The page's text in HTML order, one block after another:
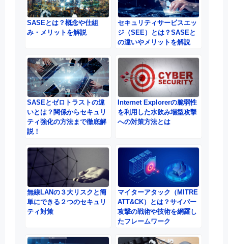
SASEとは？概念や仕組
み・メリットを解説
セキュリティサービスエッ
ジ（SEE）とは？SASEと
の違いやメリットを解説
SASEとゼロトラストの違
いとは？関係からセキュリ
ティ強化の方法まで徹底解
説！
Internet Explorerの脆弱性
を利用した水飲み場型攻撃
への対策方法とは
無線LANの３大リスクと簡
単にできる２つのセキュリ
ティ対策
マイターアタック（MITRE
ATT&CK）とは？サイバー
攻撃の戦術や技術を網羅し
たフレームワーク